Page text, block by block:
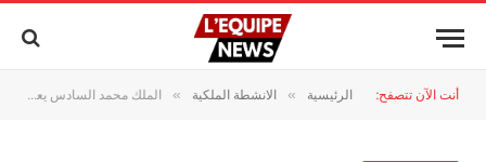
أنت الآن تتصفح: الرئيسية » الانشطة الملكية » الملك محمد السادس يعزي الرئيس الفرنسي ايمانويل ماكرون